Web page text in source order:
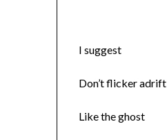
I suggest
Don’t flicker adrift
Like the ghost